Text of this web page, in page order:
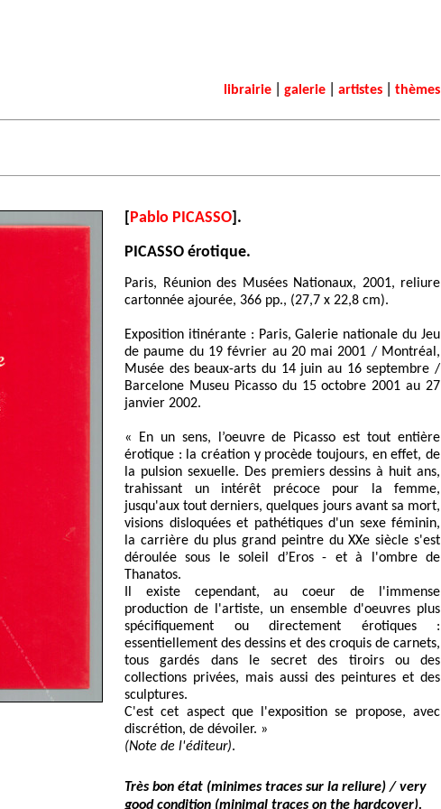
librairie galerie artistes thèmes
[Pablo PICASSO].
PICASSO érotique.
Paris, Réunion des Musées Nationaux, 2001, reliure
cartonnée ajourée, 366 pp., (27,7 x 22,8 cm).
Exposition itinérante : Paris, Galerie nationale du Jeu
de paume du 19 février au 20 mai 2001 / Montréal,
Musée des beaux-arts du 14 juin au 16 septembre /
Barcelone Museu Picasso du 15 octobre 2001 au 27
janvier 2002.
« En un sens, l’oeuvre de Picasso est tout entière
érotique : la création y procède toujours, en effet, de
la pulsion sexuelle. Des premiers dessins à huit ans,
trahissant un intérêt précoce pour la femme,
jusqu'aux tout derniers, quelques jours avant sa mort,
visions disloquées et pathétiques d'un sexe féminin,
la carrière du plus grand peintre du XXe siècle s'est
déroulée sous le soleil d’Eros - et à l'ombre de
Thanatos.
Il existe cependant, au coeur de l'immense
production de l'artiste, un ensemble d'oeuvres plus
spécifiquement ou directement érotiques :
essentiellement des dessins et des croquis de carnets,
tous gardés dans le secret des tiroirs ou des
collections privées, mais aussi des peintures et des
sculptures.
C'est cet aspect que l'exposition se propose, avec
discrétion, de dévoiler. »
(Note de l'éditeur).
Très bon état (minimes traces sur la reliure) / very
good condition (minimal traces on the hardcover).